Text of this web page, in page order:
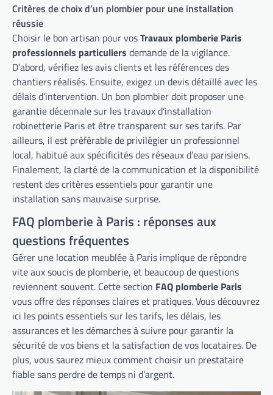
Critères de choix d’un plombier pour une installation
réussie
Choisir le bon artisan pour vosTravaux plomberie Paris
professionnels particuliers demande de la vigilance.
D’abord, vérifiez les avis clients et les références des
chantiers réalisés. Ensuite, exigez un devis détaillé avec les
délais d’intervention. Un bon plombier doit proposer une
garantie décennale sur les travaux d’installation
robinetterie Paris et être transparent sur ses tarifs. Par
ailleurs, il est préférable de privilégier un professionnel
local, habitué aux spécificités des réseaux d’eau parisiens.
Finalement, la clarté de la communication et la disponibilité
restent des critères essentiels pour garantir une
installation sans mauvaise surprise.
FAQ plomberie à Paris : réponses aux
questions fréquentes
Gérer une location meublée à Paris implique de répondre
vite aux soucis de plomberie, et beaucoup de questions
reviennent souvent. Cette section FAQ plomberie Paris
vous offre des réponses claires et pratiques. Vous découvrez
ici les points essentiels sur les tarifs, les délais, les
assurances et les démarches à suivre pour garantir la
sécurité de vos biens et la satisfaction de vos locataires. De
plus, vous saurez mieux comment choisir un prestataire
fiable sans perdre de temps ni d’argent.